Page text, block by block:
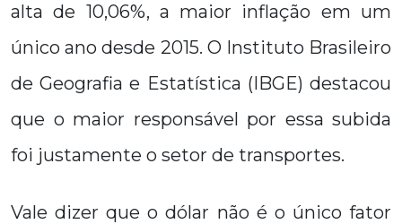
alta de 10,06%, a maior inflação em um
único ano desde 2015. O Instituto Brasileiro
de Geografia e Estatística (IBGE) destacou
que o maior responsável por essa subida
foi justamente o setor de transportes.
Vale dizer que o dólar não é o único fator